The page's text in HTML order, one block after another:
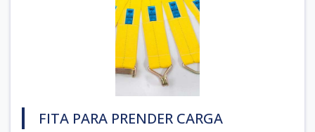
FITA PARA PRENDER CARGA